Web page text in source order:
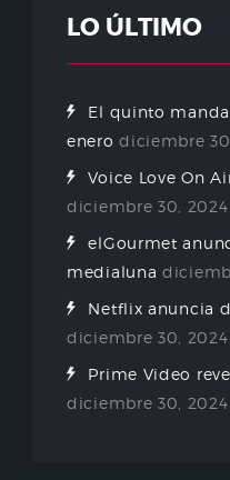
LO ÚLTIMO
El quinto
enero diciembre
Voice Love On
diciembre 30, 2024
elGourmet
medialuna
Netflix anuncia
diciembre 30, 2024
Prime Video
diciembre 30, 2024